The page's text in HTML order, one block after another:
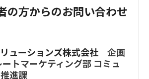
の方からのお問い合わせ
ューションズ株式会社 企画
トマーケティング部 コミュ
進課